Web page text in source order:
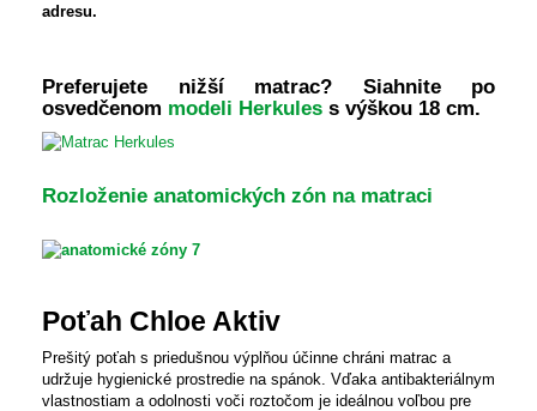
adresu.
Preferujete nižší matrac? Siahnite po
osvedčenom modeli Herkules s výškou 18 cm.
Rozloženie anatomických zón na matraci
Poťah Chloe Aktiv
Prešitý poťah s priedušnou výplňou účinne chráni matrac a
udržuje hygienické prostredie na spánok. Vďaka antibakteriálnym
vlastnostiam a odolnosti voči roztočom je ideálnou voľbou pre